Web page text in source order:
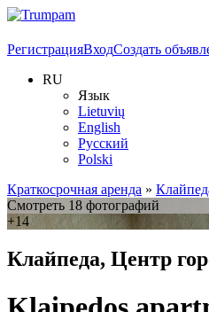
РегистрацияВходСоздать
RU
Язык
Lietuvių
English
Русский
Polski
Краткосрочная аренда »
Смотреть 18 фотографий
+14
Клайпеда, Центр